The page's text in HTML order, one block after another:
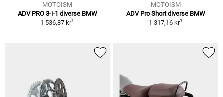
MOTOISM
ADV PRO 3-i-1 diverse BMW
1 536,87 kr1
MOTOISM
ADV Pro Short diverse BMW
1 317,16 kr1